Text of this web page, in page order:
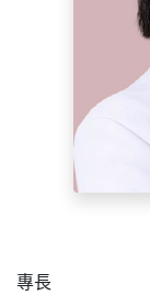
專長